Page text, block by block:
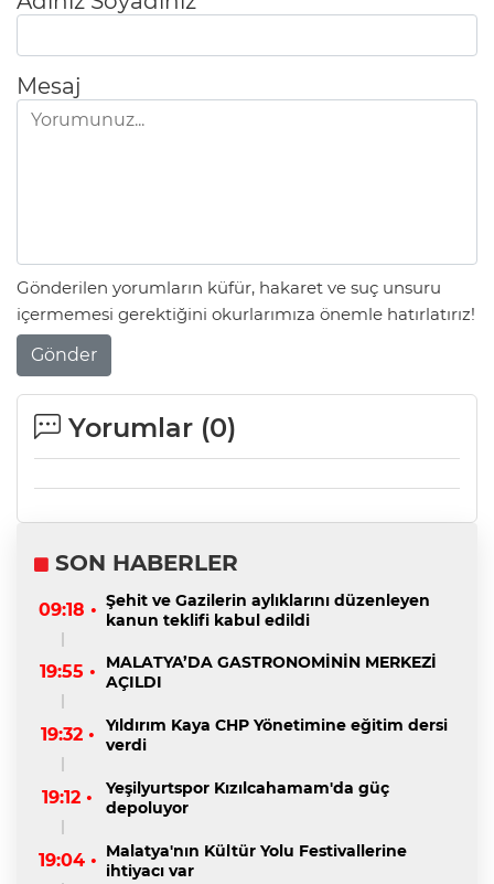
Mesaj
Gönderilen yorumların küfür, hakaret ve suç unsuru
içermemesi gerektiğini okurlarımıza önemle hatırlatırız!
Gönder
Yorumlar (0)
SON HABERLER
09:18 • Şehit ve Gazilerin aylıklarını düzenleyen
kanun teklifi kabul edildi
19:55 •
MALATYA’DA GASTRONOMİNİN MERKEZİ
AÇILDI
19:32 •
Yıldırım Kaya CHP Yönetimine eğitim dersi
verdi
19:12 •
Yeşilyurtspor Kızılcahamam'da güç
depoluyor
19:04 • Malatya'nın Kültür Yolu Festivallerine
ihtiyacı var